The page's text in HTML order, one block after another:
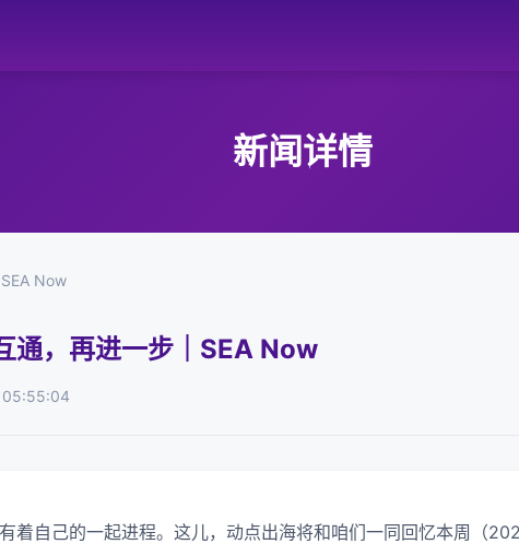
新闻详情
Now
通，再进一步｜SEA Now
05:55:04
着自己的一起进程。这儿，动点出海将和咱们一同回忆本周（